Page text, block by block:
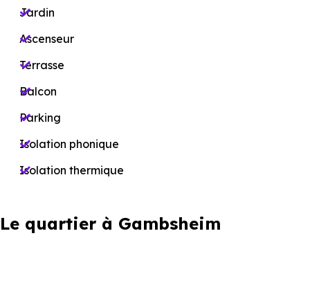
Jardin
Ascenseur
Terrasse
Balcon
Parking
Isolation phonique
Isolation thermique
Le quartier à Gambsheim